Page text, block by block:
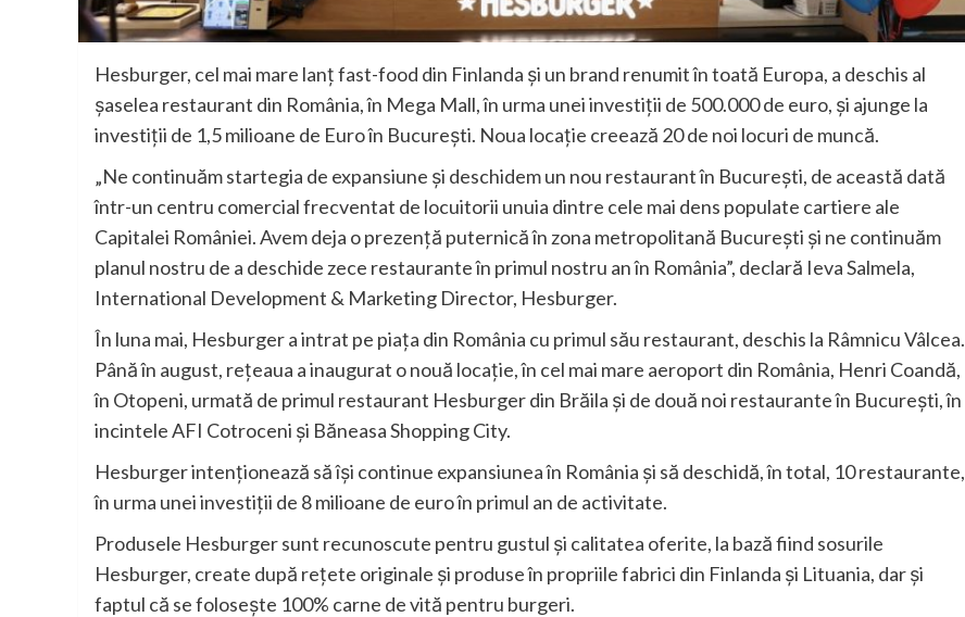
Hesburger, cel mai mare lanț fast-food din Finlanda și un brand renumit în toată Europa, a deschis al
șaselea restaurant din România, în Mega Mall, în urma unei investiții de 500.000 de euro, și ajunge la
investiții de 1,5 milioane de Euro în București. Noua locație creează 20 de noi locuri de muncă.
„Ne continuăm startegia de expansiune și deschidem un nou restaurant în București, de această dată
într-un centru comercial frecventat de locuitorii unuia dintre cele mai dens populate cartiere ale
Capitalei României. Avem deja o prezență puternică în zona metropolitană București și ne continuăm
planul nostru de a deschide zece restaurante în primul nostru an în România”, declară Ieva Salmela,
International Development & Marketing Director, Hesburger.
În luna mai, Hesburger a intrat pe piața din România cu primul său restaurant, deschis la Râmnicu Vâlcea.
Până în august, rețeaua a inaugurat o nouă locație, în cel mai mare aeroport din România, Henri Coandă,
în Otopeni, urmată de primul restaurant Hesburger din Brăila și de două noi restaurante în București, în
incintele AFI Cotroceni și Băneasa Shopping City.
Hesburger intenționează să își continue expansiunea în România și să deschidă, în total, 10 restaurante,
în urma unei investiții de 8 milioane de euro în primul an de activitate.
Produsele Hesburger sunt recunoscute pentru gustul și calitatea oferite, la bază fiind sosurile
Hesburger, create după rețete originale și produse în propriile fabrici din Finlanda și Lituania, dar și
faptul că se folosește 100% carne de vită pentru burgeri.